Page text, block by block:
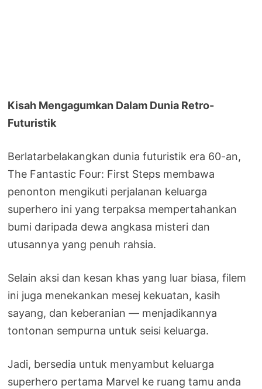
Kisah Mengagumkan Dalam Dunia Retro-
Futuristik
Berlatarbelakangkan dunia futuristik era 60-an,
The Fantastic Four: First Steps membawa
penonton mengikuti perjalanan keluarga
superhero ini yang terpaksa mempertahankan
bumi daripada dewa angkasa misteri dan
utusannya yang penuh rahsia.
Selain aksi dan kesan khas yang luar biasa, filem
ini juga menekankan mesej kekuatan, kasih
sayang, dan keberanian — menjadikannya
tontonan sempurna untuk seisi keluarga.
Jadi, bersedia untuk menyambut keluarga
superhero pertama Marvel ke ruang tamu anda